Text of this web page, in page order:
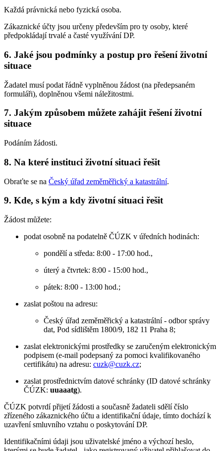
Každá právnická nebo fyzická osoba.
Zákaznické účty jsou určeny především pro ty osoby, které
předpokládají trvalé a časté využívání DP.
6. Jaké jsou podmínky a postup pro řešení životní
situace
Žadatel musí podat řádně vyplněnou žádost (na předepsaném
formuláři), doplněnou všemi náležitostmi.
7. Jakým způsobem můžete zahájit řešení životní
situace
Podáním žádosti.
8. Na které instituci životní situaci řešit
Obraťte se na Český úřad zeměměřický a katastrální.
9. Kde, s kým a kdy životní situaci řešit
Žádost můžete:
podat osobně na podatelně ČÚZK v úředních hodinách:
pondělí a středa: 8:00 - 17:00 hod.,
úterý a čtvrtek: 8:00 - 15:00 hod.,
pátek: 8:00 - 13:00 hod.;
zaslat poštou na adresu:
Český úřad zeměměřický a katastrální - odbor správy
dat, Pod sídlištěm 1800/9, 182 11 Praha 8;
zaslat elektronickými prostředky se zaručeným elektronickým
podpisem (e-mail podepsaný za pomoci kvalifikovaného
certifikátu) na adresu: cuzk@cuzk.cz;
zaslat prostřednictvím datové schránky (ID datové schránky
ČÚZK: uuaaatg).
ČÚZK potvrdí přijetí žádosti a současně žadateli sdělí číslo
zřízeného zákaznického účtu a identifikační údaje, tímto dochází k
uzavření smluvního vztahu o poskytování DP.
Identifikačními údaji jsou uživatelské jméno a výchozí heslo,